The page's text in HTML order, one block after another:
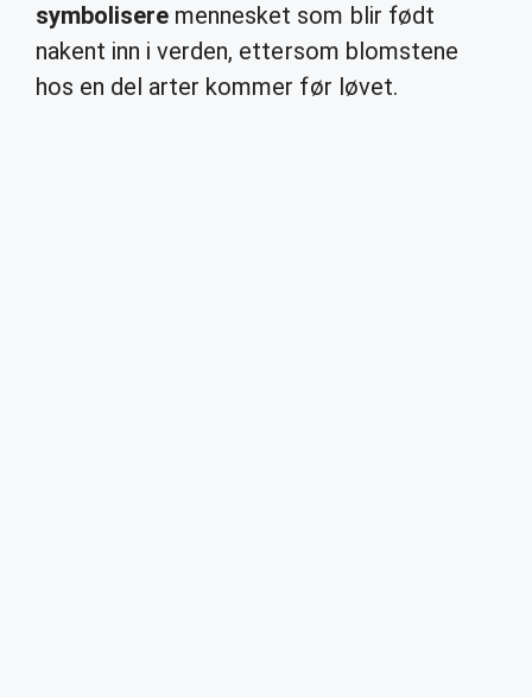
symbolisere mennesket som blir født
nakent inn i verden, ettersom blomstene
hos en del arter kommer før løvet.